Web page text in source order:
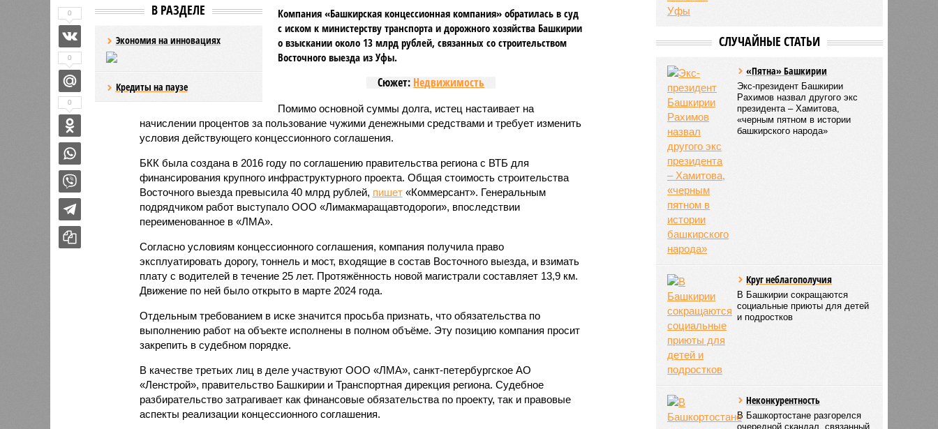
В РАЗДЕЛЕ
Экономия на инновациях
Кредиты на паузе
Компания «Башкирская концессионная компания» обратилась в суд
с иском к министерству транспорта и дорожного хозяйства Башкирии
о взыскании около 13 млрд рублей, связанных со строительством
Восточного выезда из Уфы.
Сюжет: Недвижимость
Помимо основной суммы долга, истец настаивает на
начислении процентов за пользование чужими денежными средствами и требует изменить
условия действующего концессионного соглашения.
БКК была создана в 2016 году по соглашению правительства региона с ВТБ для
финансирования крупного инфраструктурного проекта. Общая стоимость строительства
Восточного выезда превысила 40 млрд рублей, пишет«Коммерсант». Генеральным
подрядчиком работ выступало ООО «Лимакмаращавтодороги», впоследствии
переименованное в «ЛМА».
Согласно условиям концессионного соглашения, компания получила право
эксплуатировать дорогу, тоннель и мост, входящие в состав Восточного выезда, и взимать
плату с водителей в течение 25 лет. Протяжённость новой магистрали составляет 13,9 км.
Движение по ней было открыто в марте 2024 года.
Отдельным требованием в иске значится просьба признать, что обязательства по
выполнению работ на объекте исполнены в полном объёме. Эту позицию компания просит
закрепить в судебном порядке.
В качестве третьих лиц в деле участвуют ООО «ЛМА», санкт-петербургское АО
«Ленстрой», правительство Башкирии и Транспортная дирекция региона. Судебное
разбирательство затрагивает как финансовые обязательства по проекту, так и правовые
аспекты реализации концессионного соглашения.
0
0
0
СЛУЧАЙНЫЕ СТАТЬИ
«Пятна» Башкирии
Экс-президент Башкирии
Рахимов назвал другого экс
президента – Хамитова,
«черным пятном в истории
башкирского народа»
Круг неблагополучия
В Башкирии сокращаются
социальные приюты для детей
и подростков
Неконкурентность
В Башкортостане разгорелся
очередной скандал, связанный